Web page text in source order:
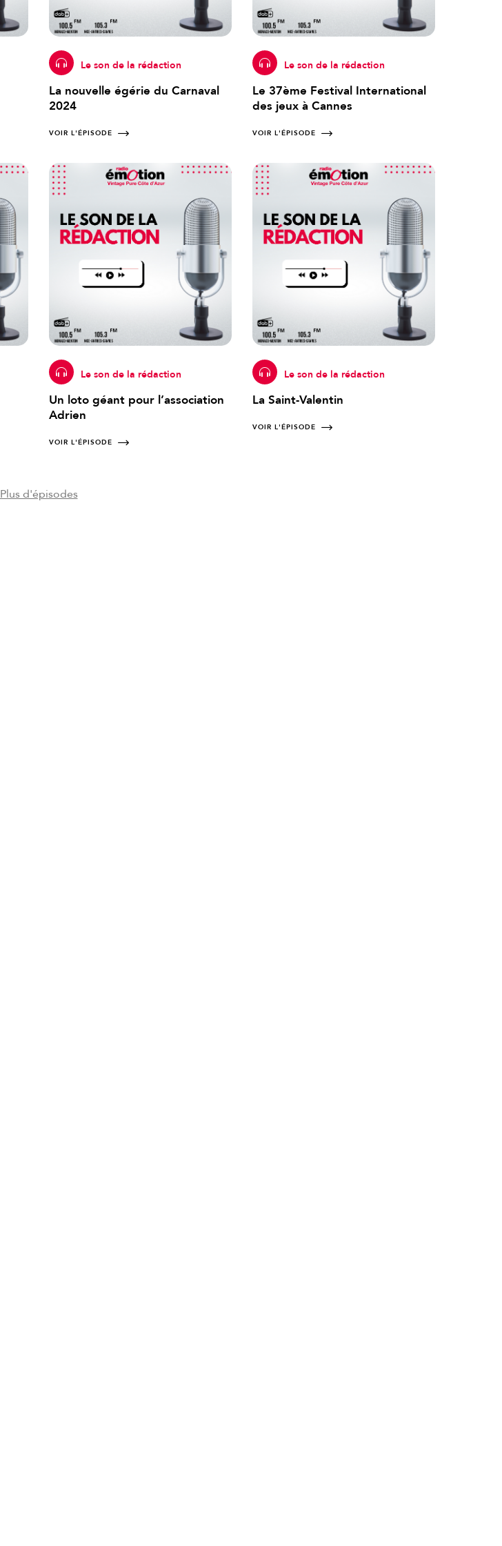
Le son de la rédaction
La nouvelle égérie du Carnaval
2024
VOIR L'ÉPISODE
Le son de la rédaction
Le 37ème Festival International
des jeux à Cannes
VOIR L'ÉPISODE
Le son de la rédaction
Un loto géant pour l’association
Adrien
VOIR L'ÉPISODE
Le son de la rédaction
La Saint-Valentin
VOIR L'ÉPISODE
Plus d'épisodes